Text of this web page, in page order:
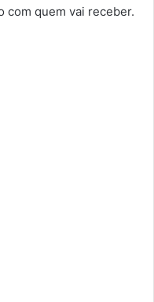
com quem vai receber.